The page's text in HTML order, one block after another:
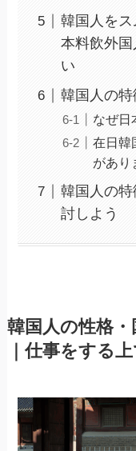
韓国人を
本料飲外
い
韓国人の
なぜ日
在日韓
があり
韓国人の
討しよう
韓国人の性格
｜仕事をする